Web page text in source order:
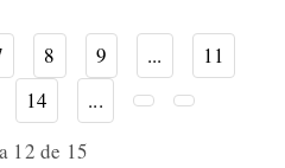
8 9 ...
11
14
...
12 de 15